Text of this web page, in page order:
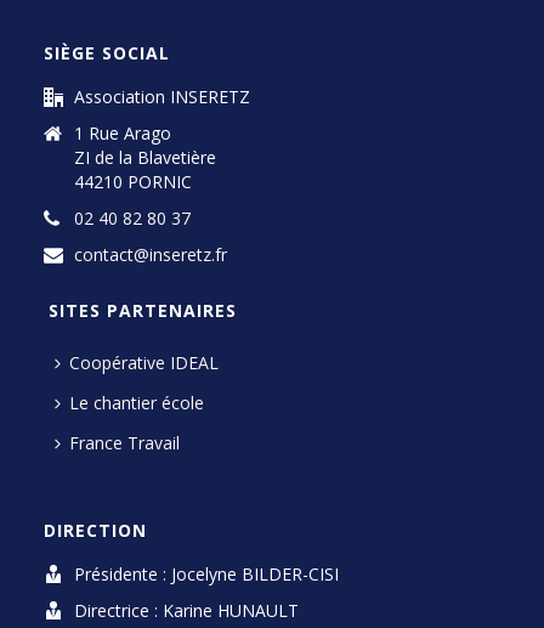
SIÈGE SOCIAL
Association INSERETZ
1 Rue Arago
ZI de la Blavetière
44210 PORNIC
02 40 82 80 37
contact@inseretz.fr
SITES PARTENAIRES
Coopérative IDEAL
Le chantier école
France Travail
DIRECTION
Présidente : Jocelyne BILDER-CISI
Directrice : Karine HUNAULT